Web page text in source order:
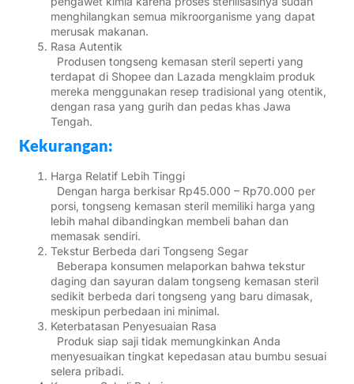
menghilangkan semua mikroorganisme yang dapat
merusak makanan.
Rasa Autentik
Produsen tongseng kemasan steril seperti yang
terdapat di Shopee dan Lazada mengklaim produk
mereka menggunakan resep tradisional yang otentik,
dengan rasa yang gurih dan pedas khas Jawa
Tengah.
Kekurangan:
Harga Relatif Lebih Tinggi
Dengan harga berkisar Rp45.000 – Rp70.000 per
porsi, tongseng kemasan steril memiliki harga yang
lebih mahal dibandingkan membeli bahan dan
memasak sendiri.
Tekstur Berbeda dari Tongseng Segar
Beberapa konsumen melaporkan bahwa tekstur
daging dan sayuran dalam tongseng kemasan steril
sedikit berbeda dari tongseng yang baru dimasak,
meskipun perbedaan ini minimal.
Keterbatasan Penyesuaian Rasa
Produk siap saji tidak memungkinkan Anda
menyesuaikan tingkat kepedasan atau bumbu sesuai
selera pribadi.